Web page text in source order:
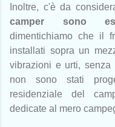
Inoltre, c'è da
camper sono
dimentichiamo che il
installati sopra un
vibrazioni e urti,
non sono stati
residenziale del
dedicate al mero